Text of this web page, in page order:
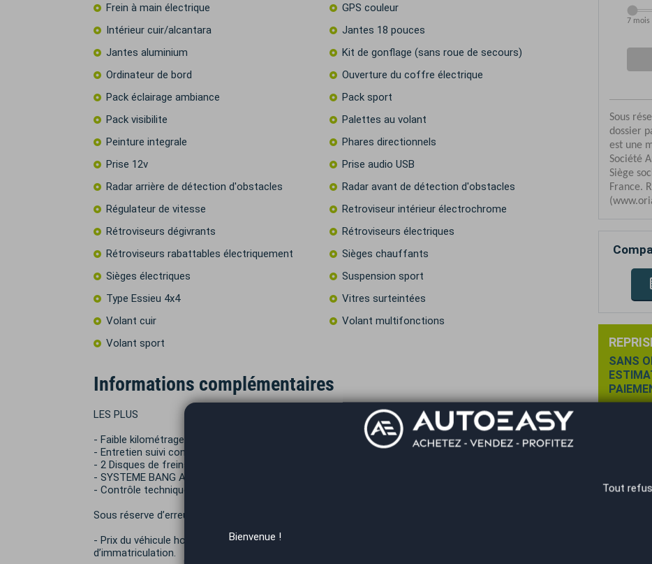
Frein à main électrique
GPS couleur
Intérieur cuir/alcantara
Jantes 18 pouces
Jantes aluminium
Kit de gonflage (sans roue de secours)
Ordinateur de bord
Ouverture du coffre électrique
Pack éclairage ambiance
Pack sport
Pack visibilite
Palettes au volant
Peinture integrale
Phares directionnels
Prise 12v
Prise audio USB
Radar arrière de détection d'obstacles
Radar avant de détection d'obstacles
Régulateur de vitesse
Retroviseur intérieur électrochrome
Rétroviseurs dégivrants
Rétroviseurs électriques
Rétroviseurs rabattables électriquement
Sièges chauffants
Sièges électriques
Suspension sport
Type Essieu 4x4
Vitres surteintées
Volant cuir
Volant multifonctions
Volant sport
Informations complémentaires
LES PLUS
- Faible kilométrage
- Entretien suivi concession AUDI
- 2 Disques de freins ventilés + plaquettes ( AUDI ) offerts
- SYSTEME BANG AND OLUFSEN
- Contrôle technique vierge
Sous réserve d’erreur de saisie.
- Prix du véhicule hors frais de mise à la route de 490€ au choix parmi les 3 packs) et certificat
d’immatriculation.
SANS
Tout
Bienvenue !